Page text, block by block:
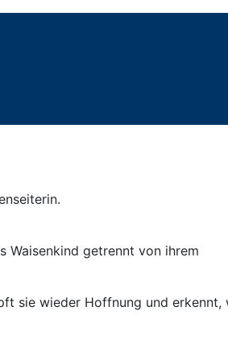
Waisenkind getrennt von ihrem
sie wieder Hoffnung und erkennt,